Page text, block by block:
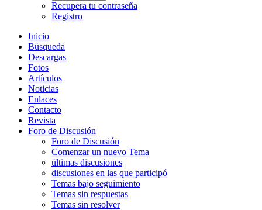
Recupera tu contraseña
Registro
Inicio
Búsqueda
Descargas
Fotos
Artículos
Noticias
Enlaces
Contacto
Revista
Foro de Discusión
Foro de Discusión
Comenzar un nuevo Tema
últimas discusiones
discusiones en las que participó
Temas bajo seguimiento
Temas sin respuestas
Temas sin resolver